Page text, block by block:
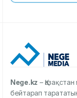
Nege.kz –
бейтарап